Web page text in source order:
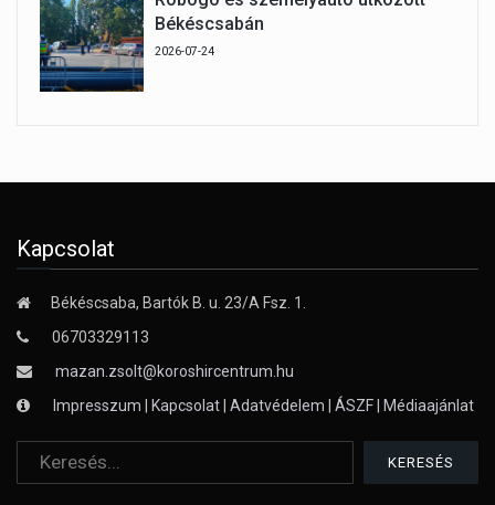
Békéscsabán
2026-07-24
Kapcsolat
Békéscsaba, Bartók B. u. 23/A Fsz. 1.
06703329113
mazan.zsolt@koroshircentrum.hu
Impresszum
Kapcsolat Adatvédelem ÁSZF Médiaajánlat